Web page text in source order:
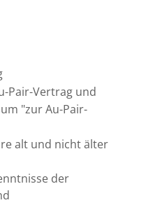
Pair-Vertrag und
"zur Au-Pair-
alt und nicht älter
der